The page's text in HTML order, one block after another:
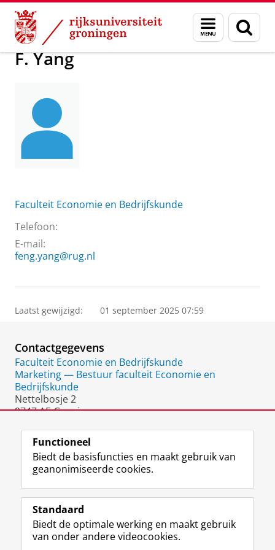
Skip
Content
Skip
Navigation
Menu
en
zoeken
Over ons Praktische zaken Waar vindt u ons F. Yang
F. Yang
Faculteit Economie en Bedrijfskunde
Telefoon:
E-mail:
feng.yang@rug.nl
Laatst gewijzigd: 01 september 2025 07:59
Contactgegevens
Faculteit Economie en Bedrijfskunde
Marketing — Bestuur faculteit Economie en
Bedrijfskunde
Nettelbosje 2
9747 AE Groningen
Volg de RUG
F
a
e
b
L
i
k
e
R
S
-
f
I
n
t
Y
o
T
Studiekiezers
Functioneel
Biedt de basisfuncties en maakt gebruik van
geanonimiseerde cookies.
Standaard
Biedt de optimale werking en maakt gebruik
van onder andere videocookies.